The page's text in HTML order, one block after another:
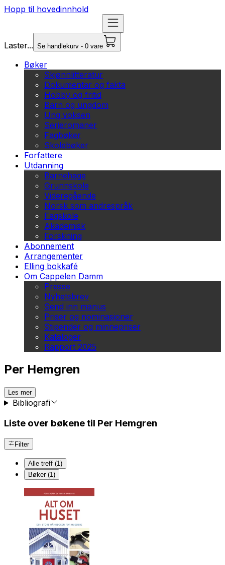
Hopp til hovedinnhold
Laster... Se handlekurv - 0 vare
Bøker
Skjønnlitteratur
Dokumentar og fakta
Hobby og fritid
Barn og ungdom
Ung voksen
Serieromaner
Fagbøker
Skolebøker
Forfattere
Utdanning
Barnehage
Grunnskole
Videregående
Norsk som andrespråk
Fagskole
Akademisk
Forskning
Abonnement
Arrangementer
Elling bokkafé
Om Cappelen Damm
Presse
Nyhetsbrev
Send inn manus
Priser og nominasjoner
Stipender og minnepriser
Kataloger
Rapport 2025
Per Hemgren
Les mer
Bibliografi
Liste over bøkene til Per Hemgren
Filter
Alle treff (1)
Bøker (1)